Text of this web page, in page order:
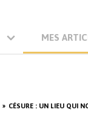
MES
CÉSURE : UN LIEU QUI